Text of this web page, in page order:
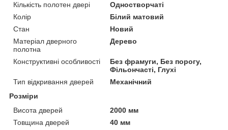
Кількість полотен двері
Одностворчаті
Колір
Білий матовий
Стан
Новий
Матеріал дверного
полотна
Дерево
Конструктивні особливості
Без фрамуги, Без порогу,
Фільончасті, Глухі
Тип відкривання дверей
Механічний
Розміри
Висота дверей
2000 мм
Товщина дверей
40 мм